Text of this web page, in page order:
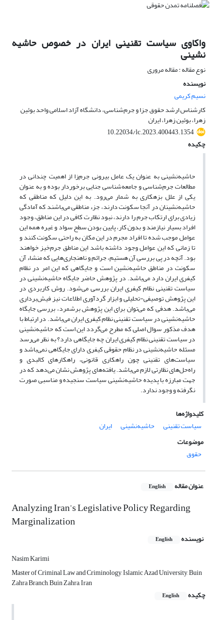
واکاوی سیاست تقنینی ایران در خصوص حاشیه
نشینی
نوع مقاله : مقاله مروری
نویسنده
نسیم کریمی
کارشناس ارشد حقوق جزا و جرم‌‌شناسی، دانشگاه آزاد اسلامی واحد بوئین
زهرا، بوئین زهرا، ایران
10.22034/lc.2023.400443.1354
چکیده
حاشیه‌نشینی به عنوان یک عامل بیرونی جرم‌زا از اهمیت چندانی در
مطالعات جرم‌شناسی و جامعه‌شناسی جنایی برخوردار بوده و به عنوان
یکی از علل بزهکاری به شمار می‌رود. به این دلیل که مناطقی که
حاشیه‌نشینان در آنجا سکونت دارند، جزء مناطقی می‌باشند که آمادگی
زیادی برای ارتکاب جرم را دارند، نبود نظارت کافی در این مناطق، وجود
افراد بسیار نیازمند و بدون کار، پایین بودن سطح سواد و غیره همه این
عوامل موجب شده تا افراد مجرم در این مکان به راحتی سکونت کنند و
تا زمانی که این عوامل وجود داشته باشد این مناطق جرم‌خیز خواهند
بود. آنچه در پی بررسی آن هستیم، جرائم و ناهنجاری‌هایی که منشاء آن
سکونت در مناطق حاشیه‌نشین است و جایگاهی که این امر در نظام
کیفری ایران دارد می‌باشد. در پژوهش حاضر جایگاه حاشیه‌نشینی در
سیاست تقنینی نظام کیفری ایران بررسی می‌شود. روش کاربردی در
این پژوهش توصیفی-تحلیلی و ابزار گردآوری اطلاعات نیز فیش‌برداری
می‌باشد. هدفی که می‌توان برای این پژوهش برشمرد، بررسی جایگاه
حاشیه‌نشینی در سیاست تقنینی نظام کیفری ایران می‌باشد. در ارتباط با
هدف مذکور سوال اصلی که مطرح می‌گردد این است که حاشیه‌نشینی
در سیاست تقنینی نظام کیفری ایران چه جایگاهی دارد؟ به نظر می‌رسد
مسئله حاشیه‌نشینی در نظام حقوقی کیفری دارای جایگاهی نمی‌باشد و
سیاست‌های تقنینی چون راهکاری قانونی، راهکارهای کالبدی و
راه‌حل‌های نظارتی لازم می‌باشد. یافته‌های پژوهش نشان می‌دهد که در
جهت مبارزه با پدیده حاشیه‌نشینی سیاست سنجیده و مناسبی صورت
نگرفته و وجود ندارد.
کلیدواژه‌ها
سیاست تقنینی
حاشیه‌نشینی
ایران
موضوعات
حقوق
عنوان مقاله English
Analyzing Iran's Legislative Policy Regarding
Marginalization
نویسنده English
Nasim Karimi
Master of Criminal Law and Criminology, Islamic Azad University, Buin
Zahra Branch, Buin Zahra, Iran
چکیده
English